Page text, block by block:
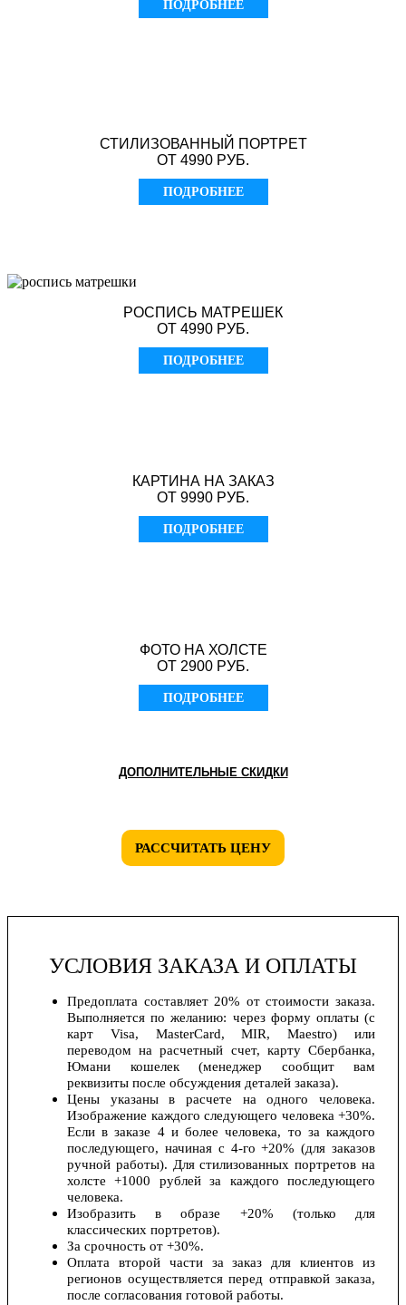
ПОДРОБНЕЕ
СТИЛИЗОВАННЫЙ ПОРТРЕТ
ОТ 4990 РУБ.
ПОДРОБНЕЕ
РОСПИСЬ МАТРЕШЕК
ОТ 4990 РУБ.
ПОДРОБНЕЕ
КАРТИНА НА ЗАКАЗ
ОТ 9990 РУБ.
ПОДРОБНЕЕ
ФОТО НА ХОЛСТЕ
ОТ 2900 РУБ.
ПОДРОБНЕЕ
ДОПОЛНИТЕЛЬНЫЕ СКИДКИ
РАССЧИТАТЬ ЦЕНУ
УСЛОВИЯ ЗАКАЗА И ОПЛАТЫ
Предоплата составляет 20% от стоимости заказа.
Выполняется по желанию: через форму оплаты (с
карт Visa, MasterCard, MIR, Maestro) или
переводом на расчетный счет, карту Сбербанка,
Юмани кошелек (менеджер сообщит вам
реквизиты после обсуждения деталей заказа).
Цены указаны в расчете на одного человека.
Изображение каждого следующего человека +30%.
Если в заказе 4 и более человека, то за каждого
последующего, начиная с 4-го +20% (для заказов
ручной работы). Для стилизованных портретов на
холсте +1000 рублей за каждого последующего
человека.
Изобразить в образе +20% (только для
классических портретов).
За срочность от +30%.
Оплата второй части за заказ для клиентов из
регионов осуществляется перед отправкой заказа,
после согласования готовой работы.